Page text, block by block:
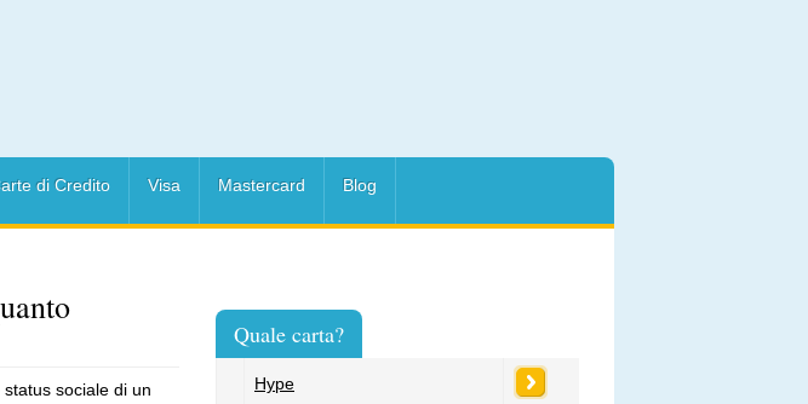
di Credito Visa Mastercard Blog
sociale di un
Quale carta?
Hype